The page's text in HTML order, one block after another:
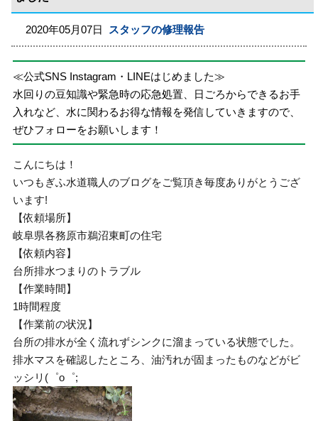
2020年05月07日 スタッフの修理報告
≪公式SNS Instagram・LINEはじめました≫
水回りの豆知識や緊急時の応急処置、日ごろからできるお手
入れなど、水に関わるお得な情報を発信していきますので、
ぜひフォローをお願いします！
こんにちは！
いつもぎふ水道職人のブログをご覧頂き毎度ありがとうござ
います!
【依頼場所】
岐阜県各務原市鵜沼東町の住宅
【依頼内容】
台所排水つまりのトラブル
【作業時間】
1時間程度
【作業前の状況】
台所の排水が全く流れずシンクに溜まっている状態でした。
排水マスを確認したところ、油汚れが固まったものなどがビ
ッシリ(゜o゜;